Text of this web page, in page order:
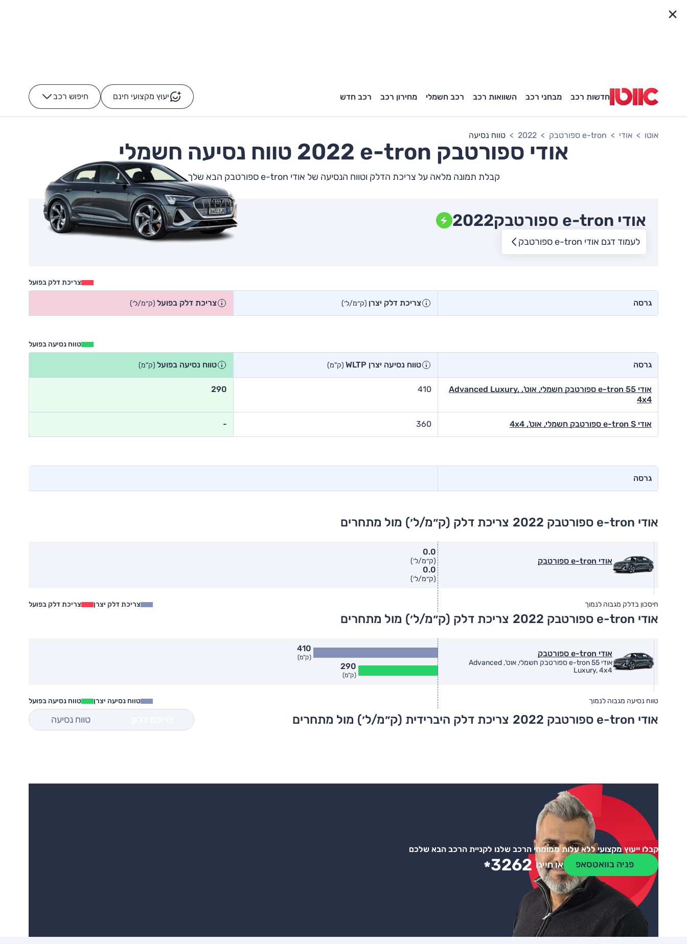
חדשות רכב מבחני רכב השוואות רכב רכב חשמלי מחירון רכב רכב חדש יעוץ מקצועי חינם חיפוש רכב -
אוטו אודי e-tron ספורטבק 2022 טווח נסיעה
אודי e-tron ספורטבק
קבלת תמונה מלאה על צריכת הדלק וטווח הנסיעה של אודי e-tron ספורטבק הבא שלך
אודי e-tron ספורטבק 2022
לעמוד דגם אודי e-tron ספורטבק
צריכת דלק בפועל
גרסה צריכת דלק יצרן (ק״מ/ל׳) צריכת דלק בפועל (ק״מ/ל׳)
טווח נסיעה בפועל
גרסה טווח נסיעה יצרן WLTP (ק"מ) טווח נסיעה בפועל (ק"מ)
אודי e-tron 55 ספורטבק חשמלי, אוט', Advanced Luxury,
4x4
410
290
אודי e-tron S ספורטבק חשמלי, אוט', 4x4 360
-
גרסה
אודי e-tron ספורטבק 2022 צריכת דלק (ק״מ/ל׳) מול מתחרים
אודי e-tron ספורטבק
0.0
(ק״מ/ל׳)
0.0
(ק״מ/ל׳)
חיסכון בדלק מגבוה לנמוך צריכת דלק יצרן צריכת דלק בפועל
אודי e-tron ספורטבק 2022 צריכת דלק (ק״מ/ל׳) מול מתחרים
אודי e-tron ספורטבק
אודי e-tron 55 ספורטבק חשמלי, אוט', Advanced
Luxury, 4x4
410
(ק"מ)
290
(ק"מ)
טווח נסיעה מגבוה לנמוך טווח נסיעה יצרן טווח נסיעה בפועל
אודי e-tron ספורטבק 2022 צריכת דלק היברידית (ק״מ/ל׳) מול מתחרים טווח נסיעה
קבלו ייעוץ מקצועי ללא עלות ממומחי הרכב שלנו לקניית הרכב הבא שלכם
פניה בוואטסאפ או חייגו *3262